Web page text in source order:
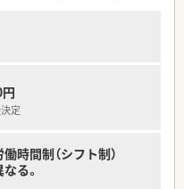
意されており、働きながらさら
的な存在となり、後輩の指導や
定
時間制（シフト制）
る。